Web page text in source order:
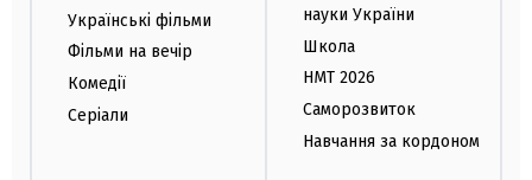
Українські фільми
Фільми на вечір
Комедії
Серіали
науки України
Школа
НМТ 2026
Саморозвиток
Навчання за кордоном